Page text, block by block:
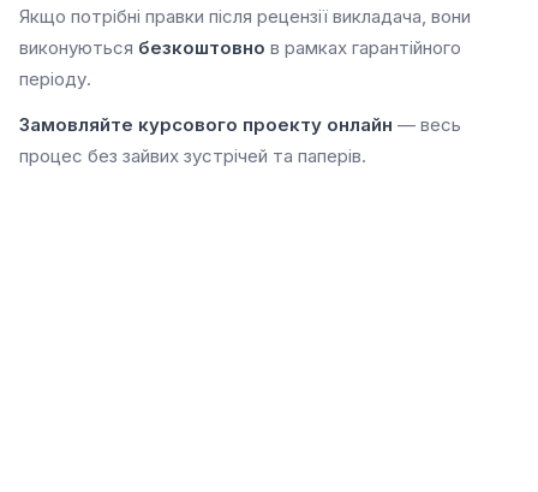
Якщо потрібні правки після рецензії викладача, вони
виконуються безкоштовно в рамках гарантійного
періоду.
Замовляйте курсового проекту онлайн — весь
процес без зайвих зустрічей та паперів.